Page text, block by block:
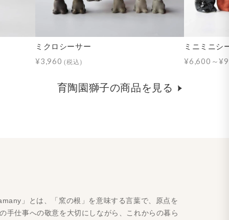
ミクロシーサー
¥3,960(税込)
ミニミニシ
¥6,600～
育陶園獅子の商品を見る
」とは、「窯の根」を意味する言葉で、原点を
手仕事への敬意を大切にしながら、これからの暮ら